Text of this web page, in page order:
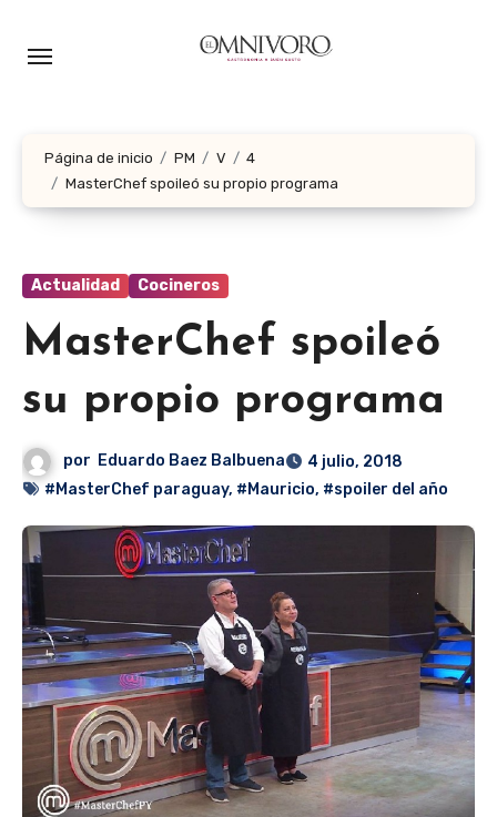
Página de inicio PM V
4
MasterChef spoileó su propio programa
Actualidad Cocineros
MasterChef spoileó
su propio programa
por Eduardo Baez Balbuena
4 julio, 2018
#MasterChef paraguay, #Mauricio, #spoiler del año